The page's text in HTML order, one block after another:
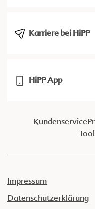
Karriere bei HiPP
HiPP App
Kundenservice
Impressum
Datenschutzerklärung